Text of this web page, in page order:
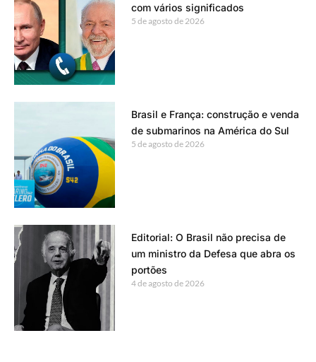
com vários significados
5 de agosto de 2026
Brasil e França: construção e venda
de submarinos na América do Sul
5 de agosto de 2026
Editorial: O Brasil não precisa de
um ministro da Defesa que abra os
portões
4 de agosto de 2026